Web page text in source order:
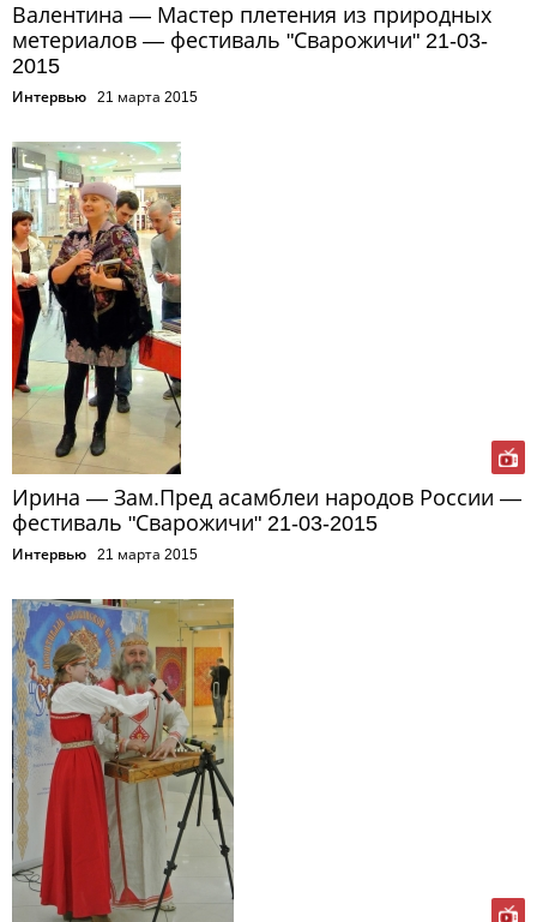
Валентина — Мастер плетения из природных
метериалов — фестиваль "Сварожичи" 21-03-
2015
Интервью 21 марта 2015
Ирина — Зам.Пред асамблеи народов России —
фестиваль "Сварожичи" 21-03-2015
Интервью 21 марта 2015